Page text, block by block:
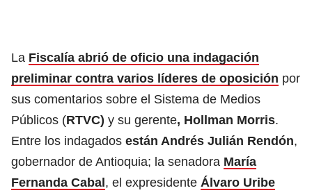
La Fiscalía abrió de oficio una indagación
preliminar contra varios líderes de oposición por
sus comentarios sobre el Sistema de Medios
Públicos (RTVC) y su gerente, Hollman Morris.
Entre los indagados están Andrés Julián Rendón,
gobernador de Antioquia; la senadora María
Fernanda Cabal, el expresidente Álvaro Uribe